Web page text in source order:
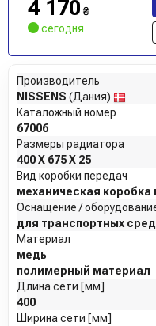
4 170 ₴
сегодня
Производитель
NISSENS (Дания)
Каталожный номер
67006
Размеры радиатора
400 X 675 X 25
Вид коробки передач
механическая коробка
Оснащение /
для транспортных
Материал
медь
полимерный материал
Длина сети [мм]
400
Ширина сети [мм]